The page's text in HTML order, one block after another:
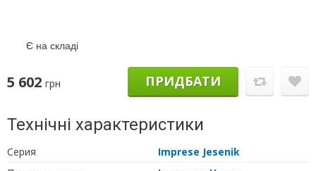
Є на складі
5 602 грн ПРИДБАТИ
Технічні характеристики
Серия
Imprese Jesenik